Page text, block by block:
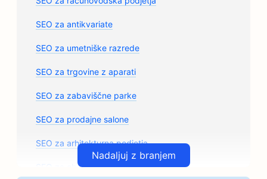
SEO za antikvariate
SEO za umetniške razrede
SEO za trgovine z aparati
SEO za zabaviščne parke
SEO za prodajne salone
SEO za arhitekturna podjetja
SEO za obrtne pražarne kave
Nadaljuj z branjem